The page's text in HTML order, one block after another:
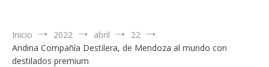
Inicio 2022 abril
22
Andina Compañía Destilera, de Mendoza al mundo con
destilados premium